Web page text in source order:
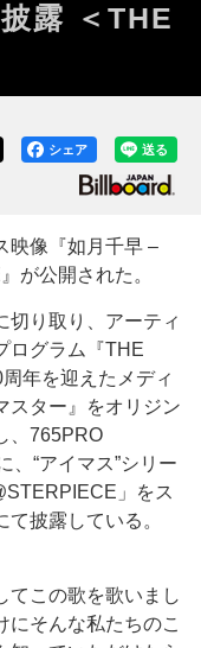
露 ＜THE
送る
シェア
映像『如月千早 –
が公開された。
り取り、アーティ
ログラム『THE
年を迎えたメディ
スター』をオリジン
、765PRO
“アイマス”シリー
」をス
披露している。
てこの歌を歌いまし
にそんな私たちのこ